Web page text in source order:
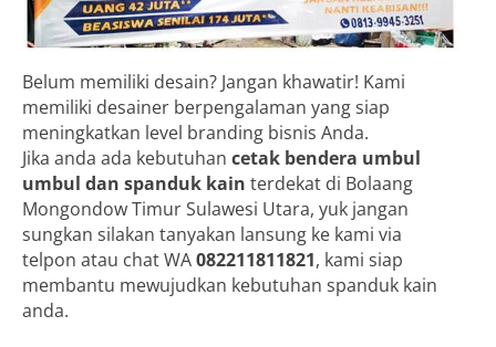
Belum memiliki desain? Jangan khawatir! Kami
memiliki desainer berpengalaman yang siap
meningkatkan level branding bisnis Anda.
Jika anda ada kebutuhan cetak bendera umbul
umbul dan spanduk kain terdekat di Bolaang
Mongondow Timur Sulawesi Utara, yuk jangan
sungkan silakan tanyakan lansung ke kami via
telpon atau chat WA082211811821, kami siap
membantu mewujudkan kebutuhan spanduk kain
anda.